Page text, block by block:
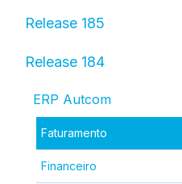
Release 185
Release 184
ERP Autcom
Faturamento
Financeiro